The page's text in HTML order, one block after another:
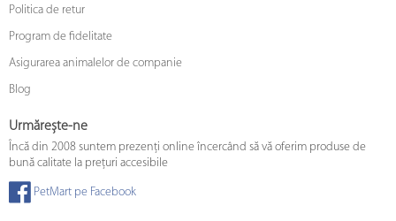
Politica de retur
Program de fidelitate
Asigurarea animalelor de companie
Blog
Urmărește-ne
Încă din 2008 suntem prezenți online încercând să vă oferim produse de
bună calitate la prețuri accesibile
PetMart pe Facebook